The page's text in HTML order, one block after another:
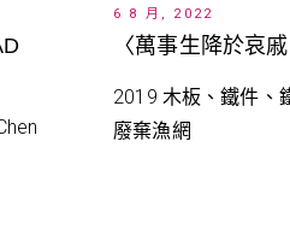
6 8 月, 2022
〈萬事生降於哀
2019 木板、鐵件、
廢棄漁網